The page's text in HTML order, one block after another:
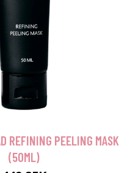
REFINING PEELING MASK
(50ML)